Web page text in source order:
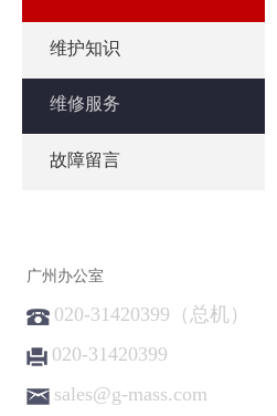
维护知识
维修服务
故障留言
广州办公室
020-31420399（总机）
020-31420399
sales@g-mass.com